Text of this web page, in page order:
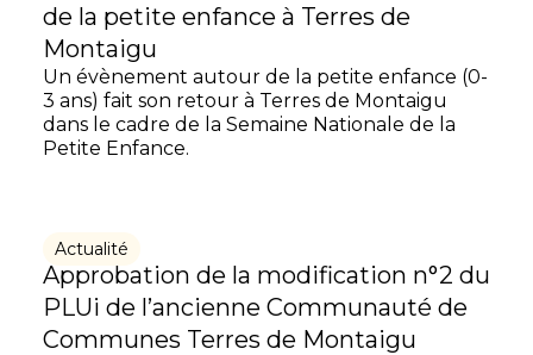
de la petite enfance à Terres de
Montaigu
Un évènement autour de la petite enfance (0-
3 ans) fait son retour à Terres de Montaigu
dans le cadre de la Semaine Nationale de la
Petite Enfance.
Actualité
Approbation de la modification n°2 du
PLUi de l’ancienne Communauté de
Communes Terres de Montaigu